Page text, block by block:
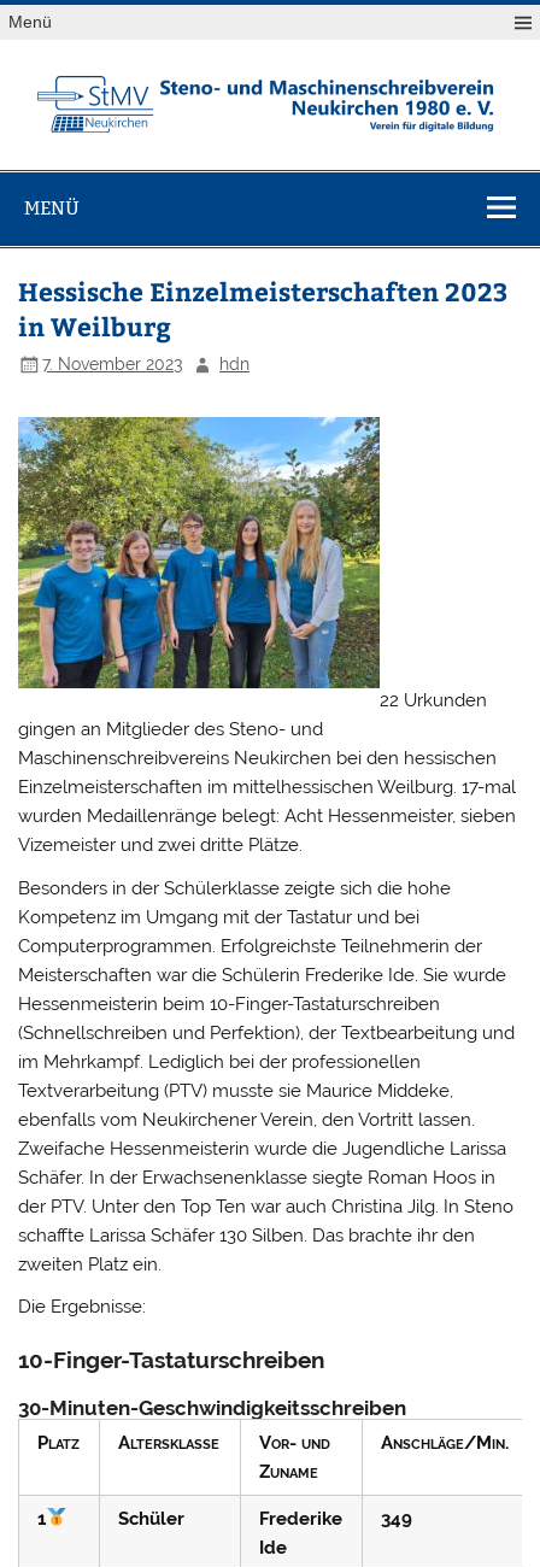
Skip
toMenü
Neukirchen
1980 e. V.
MENÜ
Hessische Einzelmeisterschaften 2023
in Weilburg
7. November 2023 hdn
22 Urkunden
gingen an Mitglieder des Steno- und
Maschinenschreibvereins Neukirchen bei den hessischen
Einzelmeisterschaften im mittelhessischen Weilburg. 17-mal
wurden Medaillenränge belegt: Acht Hessenmeister, sieben
Vizemeister und zwei dritte Plätze.
Besonders in der Schülerklasse zeigte sich die hohe
Kompetenz im Umgang mit der Tastatur und bei
Computerprogrammen. Erfolgreichste Teilnehmerin der
Meisterschaften war die Schülerin Frederike Ide . Sie wurde
Hessenmeisterin beim 10-Finger-Tastaturschreiben
(Schnellschreiben und Perfektion), der Textbearbeitung und
im Mehrkampf. Lediglich bei der professionellen
Textverarbeitung (PTV) musste sie Maurice Middeke
ebenfalls vom Neukirchener Verein, den Vortritt lassen.
Zweifache Hessenmeisterin wurde die Jugendliche Larissa
Schäfer. In der Erwachsenenklasse siegte Roman Hoos in
der PTV. Unter den Top Ten war auchChristina Jilg . In Steno
schaffte Larissa Schäfer 130 Silben. Das brachte ihr den
zweiten Platz ein.
Die Ergebnisse:
10-Finger-Tastaturschreiben
30-Minuten-Geschwindigkeitsschreiben
Platz Altersklasse
Vor- und
Zuname
Anschläge/Min.
1 Schüler
Frederike
Ide
349